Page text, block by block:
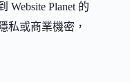
Planet 的
私或商業機密，